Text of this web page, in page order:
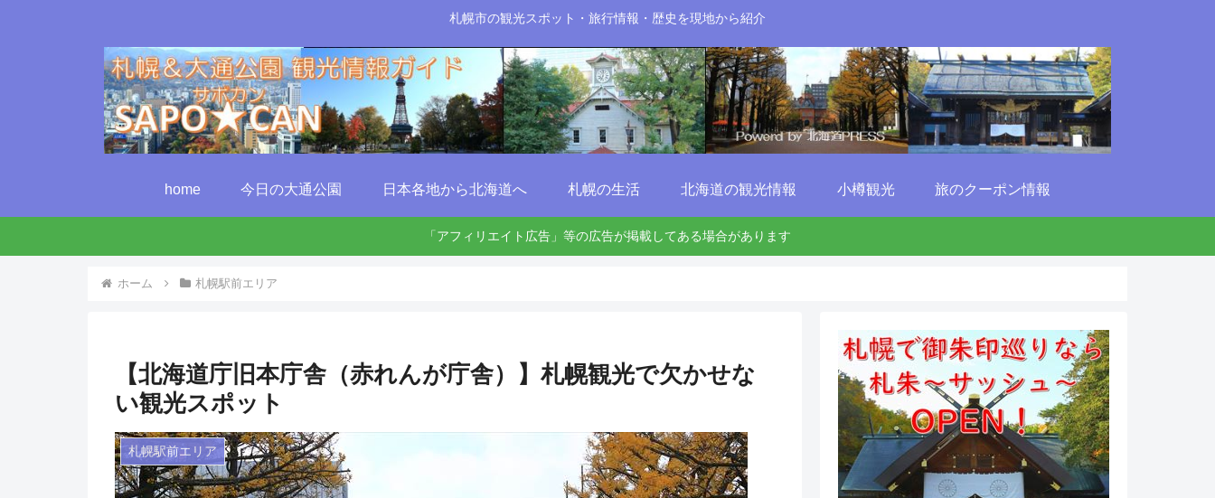
札幌市の観光スポット・旅行情報・歴史を現地から紹介
home 今日の大通公園 日本各地から北海道へ 札幌の生活 北海道の観光情報 小樽観光 旅のクーポン情報
「アフィリエイト広告」等の広告が掲載してある場合があります
ホーム 札幌駅前エリア
【北海道庁旧本庁舎（赤れんが庁舎）】札幌観光で欠かせな
い観光スポット
札幌駅前エリア